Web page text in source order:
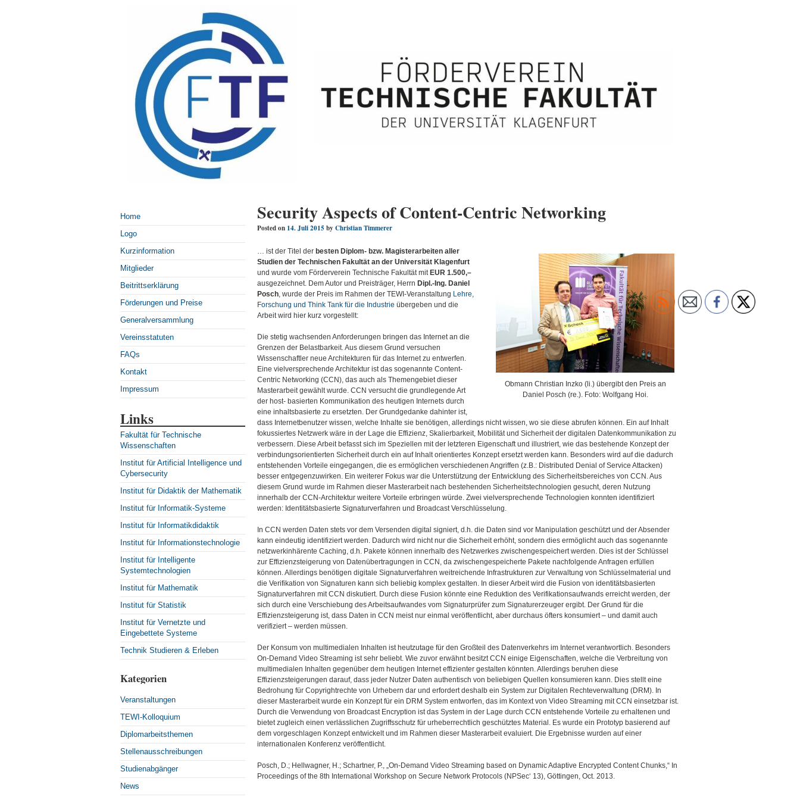
Home
Logo
Kurzinformation
Mitglieder
Beitrittserklärung
Förderungen und Preise
Generalversammlung
Vereinsstatuten
FAQs
Kontakt
Impressum
Links
Fakultät für Technische
Wissenschaften
Institut für Artificial Intelligence und
Cybersecurity
Institut für Didaktik der Mathematik
Institut für Informatik-Systeme
Institut für Informatikdidaktik
Institut für Informationstechnologie
Institut für Intelligente
Systemtechnologien
Institut für Mathematik
Institut für Statistik
Institut für Vernetzte und
Eingebettete Systeme
Technik Studieren & Erleben
Kategorien
Veranstaltungen
TEWI-Kolloquium
Diplomarbeitsthemen
Stellenausschreibungen
Studienabgänger
News
Security Aspects of Content-Centric Networking
Posted on 14. Juli 2015 by Christian Timmerer
Obmann Christian Inzko (li.) übergibt den Preis an
Daniel Posch (re.). Foto: Wolfgang Hoi.
… ist der Titel der besten Diplom- bzw. Magisterarbeiten aller
Studien der Technischen Fakultät an der Universität Klagenfurt
und wurde vom Förderverein Technische Fakultät mit EUR 1.500,–
ausgezeichnet. Dem Autor und Preisträger, Herrn Dipl.-Ing. Daniel
Posch, wurde der Preis im Rahmen der TEWI-Veranstaltung Lehre,
Forschung und Think Tank für die Industrie übergeben und die
Arbeit wird hier kurz vorgestellt:
Die stetig wachsenden Anforderungen bringen das Internet an die
Grenzen der Belastbarkeit. Aus diesem Grund versuchen
Wissenschaftler neue Architekturen für das Internet zu entwerfen.
Eine vielversprechende Architektur ist das sogenannte Content-
Centric Networking (CCN), das auch als Themengebiet dieser
Masterarbeit gewählt wurde. CCN versucht die grundlegende Art
der host- basierten Kommunikation des heutigen Internets durch
eine inhaltsbasierte zu ersetzten. Der Grundgedanke dahinter ist,
dass Internetbenutzer wissen, welche Inhalte sie benötigen, allerdings nicht wissen, wo sie diese abrufen können. Ein auf Inhalt
fokussiertes Netzwerk wäre in der Lage die Effizienz, Skalierbarkeit, Mobilität und Sicherheit der digitalen Datenkommunikation zu
verbessern. Diese Arbeit befasst sich im Speziellen mit der letzteren Eigenschaft und illustriert, wie das bestehende Konzept der
verbindungsorientierten Sicherheit durch ein auf Inhalt orientiertes Konzept ersetzt werden kann. Besonders wird auf die dadurch
entstehenden Vorteile eingegangen, die es ermöglichen verschiedenen Angriffen (z.B.: Distributed Denial of Service Attacken)
besser entgegenzuwirken. Ein weiterer Fokus war die Unterstützung der Entwicklung des Sicherheitsbereiches von CCN. Aus
diesem Grund wurde im Rahmen dieser Masterarbeit nach bestehenden Sicherheitstechnologien gesucht, deren Nutzung
innerhalb der CCN-Architektur weitere Vorteile erbringen würde. Zwei vielversprechende Technologien konnten identifiziert
werden: Identitätsbasierte Signaturverfahren und Broadcast Verschlüsselung.
In CCN werden Daten stets vor dem Versenden digital signiert, d.h. die Daten sind vor Manipulation geschützt und der Absender
kann eindeutig identifiziert werden. Dadurch wird nicht nur die Sicherheit erhöht, sondern dies ermöglicht auch das sogenannte
netzwerkinhärente Caching, d.h. Pakete können innerhalb des Netzwerkes zwischengespeichert werden. Dies ist der Schlüssel
zur Effizienzsteigerung von Datenübertragungen in CCN, da zwischengespeicherte Pakete nachfolgende Anfragen erfüllen
können. Allerdings benötigen digitale Signaturverfahren weitreichende Infrastrukturen zur Verwaltung von Schlüsselmaterial und
die Verifikation von Signaturen kann sich beliebig komplex gestalten. In dieser Arbeit wird die Fusion von identitätsbasierten
Signaturverfahren mit CCN diskutiert. Durch diese Fusion könnte eine Reduktion des Verifikationsaufwands erreicht werden, der
sich durch eine Verschiebung des Arbeitsaufwandes vom Signaturprüfer zum Signaturerzeuger ergibt. Der Grund für die
Effizienzsteigerung ist, dass Daten in CCN meist nur einmal veröffentlicht, aber durchaus öfters konsumiert – und damit auch
verifiziert – werden müssen.
Der Konsum von multimedialen Inhalten ist heutzutage für den Großteil des Datenverkehrs im Internet verantwortlich. Besonders
On-Demand Video Streaming ist sehr beliebt. Wie zuvor erwähnt besitzt CCN einige Eigenschaften, welche die Verbreitung von
multimedialen Inhalten gegenüber dem heutigen Internet effizienter gestalten könnten. Allerdings beruhen diese
Effizienzsteigerungen darauf, dass jeder Nutzer Daten authentisch von beliebigen Quellen konsumieren kann. Dies stellt eine
Bedrohung für Copyrightrechte von Urhebern dar und erfordert deshalb ein System zur Digitalen Rechteverwaltung (DRM). In
dieser Masterarbeit wurde ein Konzept für ein DRM System entworfen, das im Kontext von Video Streaming mit CCN einsetzbar ist.
Durch die Verwendung von Broadcast Encryption ist das System in der Lage durch CCN entstehende Vorteile zu erhaltenen und
bietet zugleich einen verlässlichen Zugriffsschutz für urheberrechtlich geschütztes Material. Es wurde ein Prototyp basierend auf
dem vorgeschlagen Konzept entwickelt und im Rahmen dieser Masterarbeit evaluiert. Die Ergebnisse wurden auf einer
internationalen Konferenz veröffentlicht.
Posch, D.; Hellwagner, H.; Schartner, P., „On-Demand Video Streaming based on Dynamic Adaptive Encrypted Content Chunks,“ In
Proceedings of the 8th International Workshop on Secure Network Protocols (NPSec‘ 13), Göttingen, Oct. 2013.